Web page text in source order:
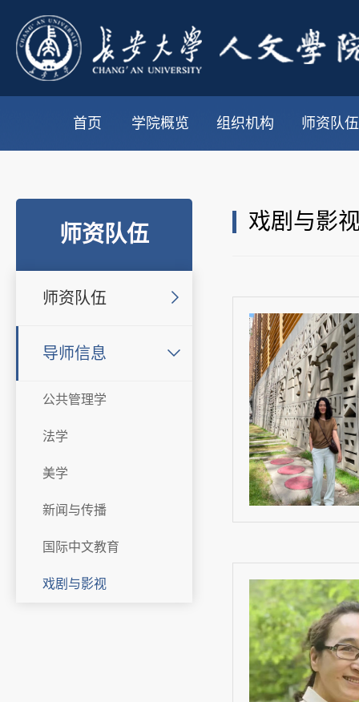
首页 学院概览 组织机构 师资队伍
师资队伍
师资队伍
导师信息
公共管理学
法学
美学
新闻与传播
国际中文教育
戏剧与影视
戏剧与影